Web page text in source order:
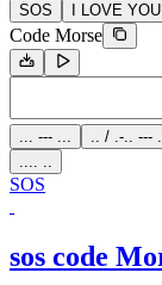
SOS I LOVE YOU
Code Morse
... --- ... .. / .-.. ---
SOS
sos code